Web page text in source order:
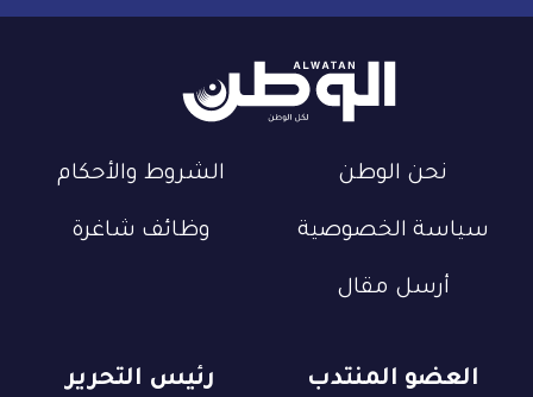
نحن الوطن الشروط والأحكام
سياسة الخصوصية وظائف شاغرة
أرسل مقال
العضو المنتدب رئيس التحرير